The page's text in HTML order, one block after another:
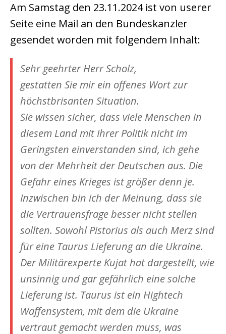
Am Samstag den 23.11.2024 ist von userer
Seite eine Mail an den Bundeskanzler
gesendet worden mit folgendem Inhalt:
Sehr geehrter Herr Scholz,
gestatten Sie mir ein offenes Wort zur
höchstbrisanten Situation.
Sie wissen sicher, dass viele Menschen in
diesem Land mit Ihrer Politik nicht im
Geringsten einverstanden sind, ich gehe
von der Mehrheit der Deutschen aus. Die
Gefahr eines Krieges ist größer denn je.
Inzwischen bin ich der Meinung, dass sie
die Vertrauensfrage besser nicht stellen
sollten. Sowohl Pistorius als auch Merz sind
für eine Taurus Lieferung an die Ukraine.
Der Militärexperte Kujat hat dargestellt, wie
unsinnig und gar gefährlich eine solche
Lieferung ist. Taurus ist ein Hightech
Waffensystem, mit dem die Ukraine
vertraut gemacht werden muss, was